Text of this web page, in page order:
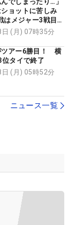
ョットに苦しみ
はメジャー3戦目に
(月) 07時35分
ツアー6勝目！ 横
タイで終了
(月) 05時52分
ニュース一覧